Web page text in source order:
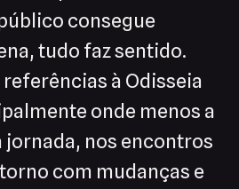
consegue
tudo faz sentido.
referências à Odisseia
onde menos a
jornada, nos encontros
com mudanças e